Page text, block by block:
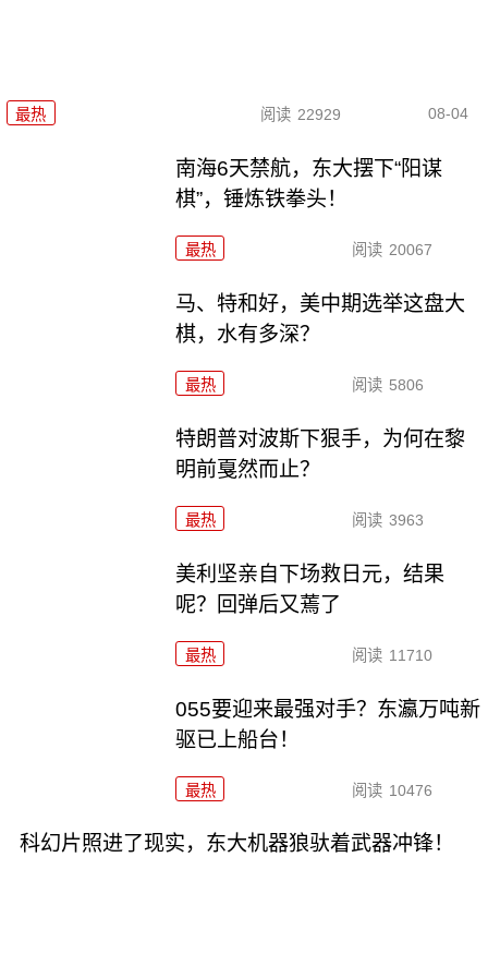
最热 阅读 22929 08-04
南海6天禁航，东大摆下“阳谋
棋”，锤炼铁拳头！
最热 阅读 20067
马、特和好，美中期选举这盘大
棋，水有多深？
最热 阅读 5806
特朗普对波斯下狠手，为何在黎
明前戛然而止？
最热 阅读 3963
美利坚亲自下场救日元，结果
呢？回弹后又蔫了
最热 阅读 11710
055要迎来最强对手？东瀛万吨新
驱已上船台！
最热 阅读 10476
科幻片照进了现实，东大机器狼驮着武器冲锋！